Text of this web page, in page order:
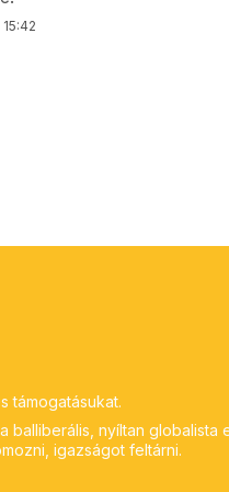
támogatásukat.
balliberális, nyíltan globalista
igazságot feltárni.